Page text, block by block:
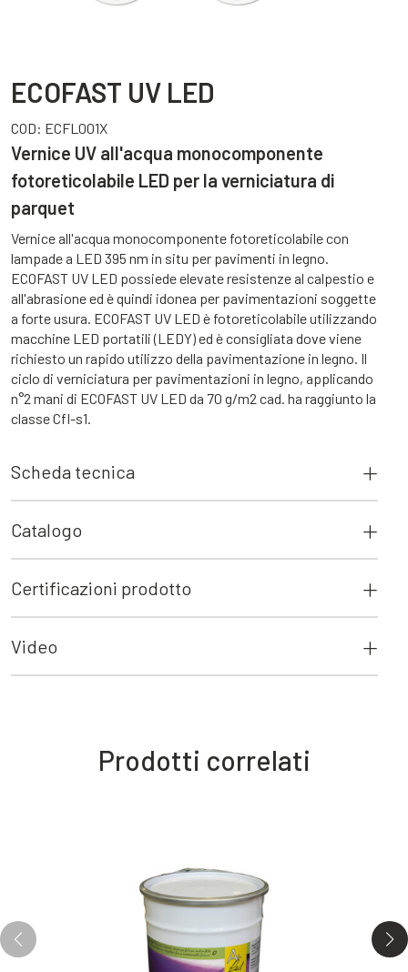
ECOFAST UV LED
COD: ECFL001X
Vernice UV all'acqua monocomponente
fotoreticolabile LED per la verniciatura di
parquet
Vernice all'acqua monocomponente fotoreticolabile con
lampade a LED 395 nm in situ per pavimenti in legno.
ECOFAST UV LED possiede elevate resistenze al calpestio e
all'abrasione ed è quindi idonea per pavimentazioni soggette
a forte usura. ECOFAST UV LED è fotoreticolabile utilizzando
macchine LED portatili (LEDY) ed è consigliata dove viene
richiesto un rapido utilizzo della pavimentazione in legno. Il
ciclo di verniciatura per pavimentazioni in legno, applicando
n°2 mani di ECOFAST UV LED da 70 g/m2 cad. ha raggiunto la
classe Cfl-s1.
Scheda tecnica
Catalogo
Certificazioni prodotto
Video
Prodotti correlati